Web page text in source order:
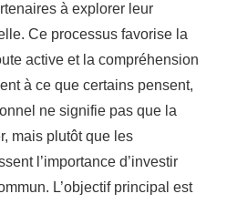
à explorer leur
Ce processus favorise la
active et la compréhension
à ce que certains pensent,
ne signifie pas que la
mais plutôt que les
l’importance d’investir
L’objectif principal est